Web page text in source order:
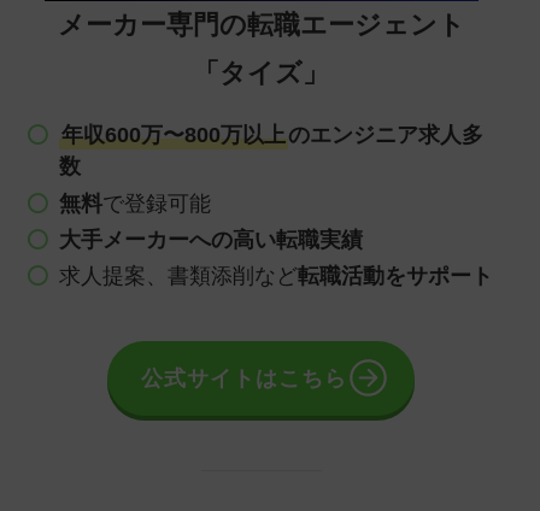
メーカー専門の転職エージェント
「タイズ」
年収600万〜800万以上のエンジニア求人多
数
無料で登録可能
大手メーカーへの高い転職実績
求人提案、書類添削など転職活動をサポート
公式サイトはこちら